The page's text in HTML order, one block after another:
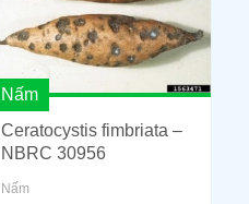
Nấm
Ceratocystis fimbriata –
NBRC 30956
Nấm